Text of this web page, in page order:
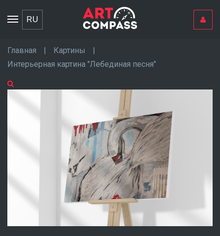
Toggle
navigation
RU
Главная | Картины
|
Интерьерная картина "Лебединая песня"